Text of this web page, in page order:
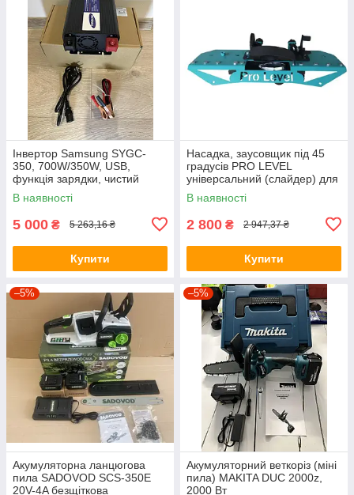
Інвертор Samsung SYGC-
350, 700W/350W, USB,
функція зарядки, чистий
синусоїд, Корея, 1 рік
гарантія
В наявності
5 000 ₴ 5 263,16 ₴
Купити
Насадка, заусовщик під 45
градусів PRO LEVEL
універсальний (слайдер) для
всіх видів КШМ
В наявності
2 800 ₴ 2 947,37 ₴
Купити
–5%
Акумуляторна ланцюгова
пила SADOVOD SCS-350Е
20V-4A безщіткова
–5%
Акумуляторний веткоріз (міні
пила) MAKITA DUC 2000z,
2000 Вт